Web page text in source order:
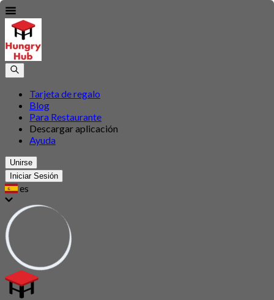
Tarjeta de regalo
Blog
Para Restaurante
Descargar aplicación
Ayuda
Unirse
Iniciar Sesión
es